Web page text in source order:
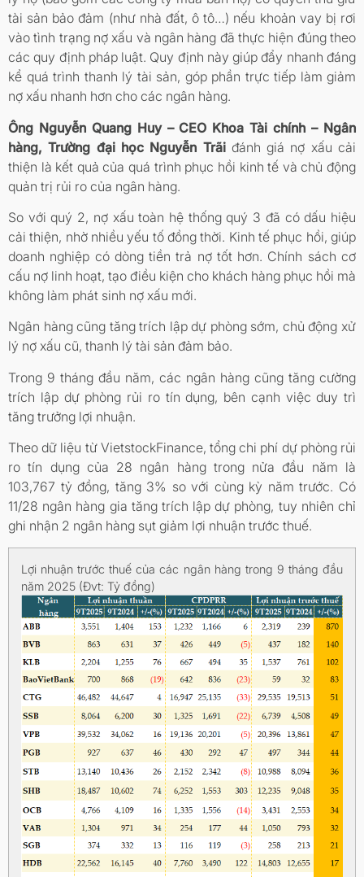
tài sản bảo đảm (như nhà đất, ô tô…) nếu khoản vay bị rơi
vào tình trạng nợ xấu và ngân hàng đã thực hiện đúng theo
các quy định pháp luật. Quy định này giúp đẩy nhanh đáng
kể quá trình thanh lý tài sản, góp phần trực tiếp làm giảm
nợ xấu nhanh hơn cho các ngân hàng.
Ông Nguyễn Quang Huy – CEO Khoa Tài chính – Ngân
hàng, Trường đại học Nguyễn Trãiđánh giá nợ xấu cải
thiện là kết quả của quá trình phục hồi kinh tế và chủ động
quản trị rủi ro của ngân hàng.
So với quý 2, nợ xấu toàn hệ thống quý 3 đã có dấu hiệu
cải thiện, nhờ nhiều yếu tố đồng thời. Kinh tế phục hồi, giúp
doanh nghiệp có dòng tiền trả nợ tốt hơn. Chính sách cơ
cấu nợ linh hoạt, tạo điều kiện cho khách hàng phục hồi mà
không làm phát sinh nợ xấu mới.
Ngân hàng cũng tăng trích lập dự phòng sớm, chủ động xử
lý nợ xấu cũ, thanh lý tài sản đảm bảo.
Trong 9 tháng đầu năm, các ngân hàng cũng tăng cường
trích lập dự phòng rủi ro tín dụng, bên cạnh việc duy trì
tăng trưởng lợi nhuận.
Theo dữ liệu từ VietstockFinance, tổng chi phí dự phòng rủi
ro tín dụng của 28 ngân hàng trong nửa đầu năm là
103,767 tỷ đồng, tăng 3% so với cùng kỳ năm trước. Có
11/28 ngân hàng gia tăng trích lập dự phòng, tuy nhiên chỉ
ghi nhận 2 ngân hàng sụt giảm lợi nhuận trước thuế.
Lợi nhuận trước thuế của các ngân hàng trong 9 tháng đầu
năm 2025 (Đvt: Tỷ đồng)